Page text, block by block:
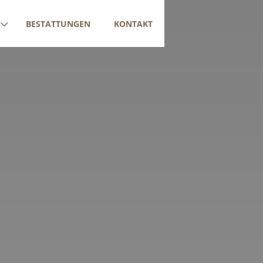
BESTATTUNGEN KONTAKT